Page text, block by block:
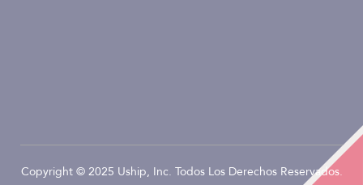
Copyright © 2025 Uship, Inc. Todos Los Derechos Reservados.